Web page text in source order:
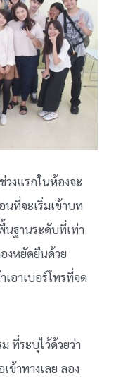
งแรกในห้องจะ
ที่จะเริ่มเข้าบท
นฐานระดับที่เท่า
งหยัดยืนด้วย
เอาเบอร์โทรที่จด
ที่ระบุไว้ด้วยว่า
าทางเลย ลอง